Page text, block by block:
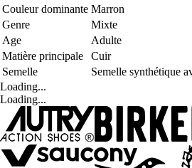
Couleur dominante Marron
Genre
Mixte
Age
Adulte
Matière principale
Cuir
Semelle
Semelle synthétique
Loading...
Loading...